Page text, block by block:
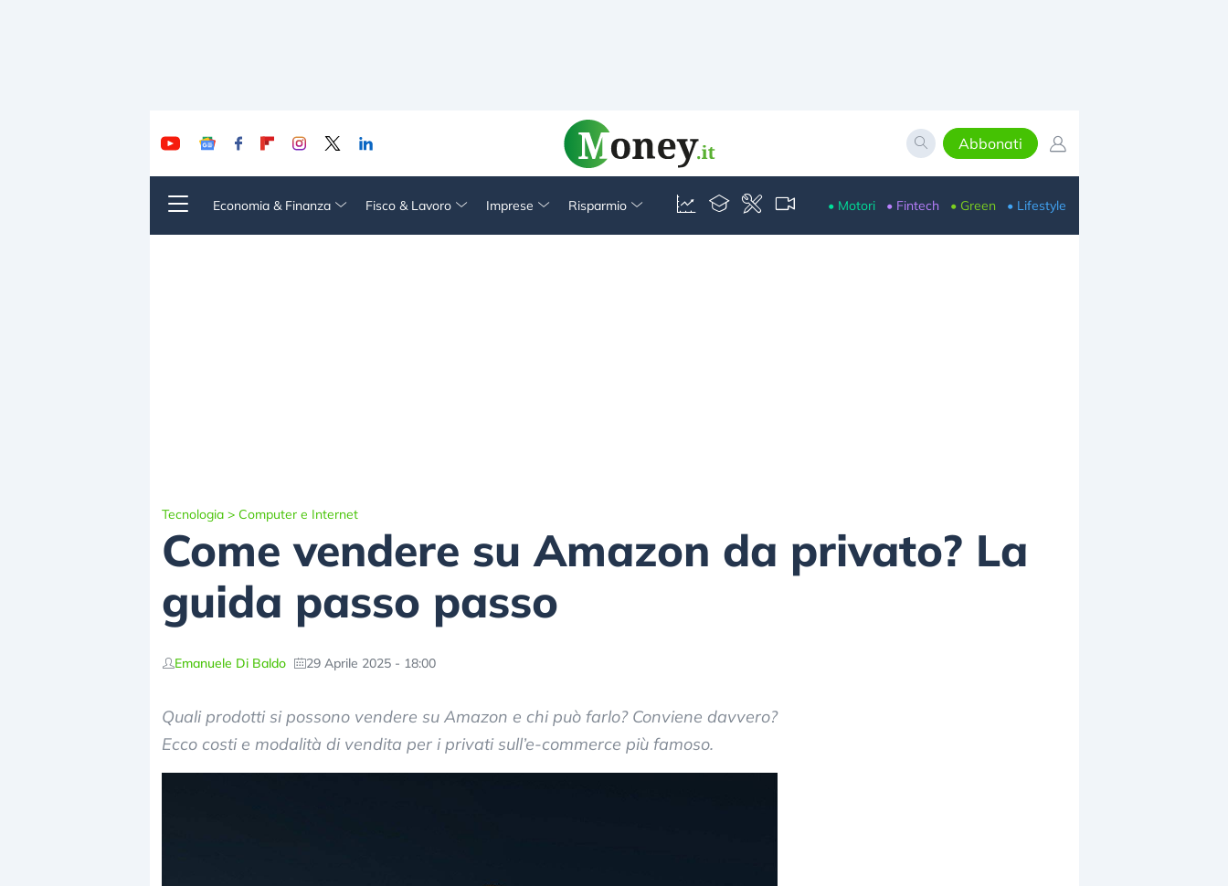
Abbonati
Economia & Finanza Fisco & Lavoro Imprese Risparmio • Motori • Fintech • Green • Lifestyle
Tecnologia > Computer e Internet
Come vendere su Amazon da privato? La
guida passo passo
Emanuele Di Baldo 29 Aprile 2025 - 18:00
Quali prodotti si possono vendere su Amazon e chi può farlo? Conviene davvero?
Ecco costi e modalità di vendita per i privati sull’e-commerce più famoso.